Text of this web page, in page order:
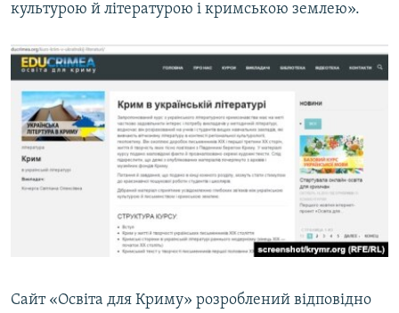
культурою й літературою і кримською землею».
Сайт «Освіта для Криму» розроблений відповідно